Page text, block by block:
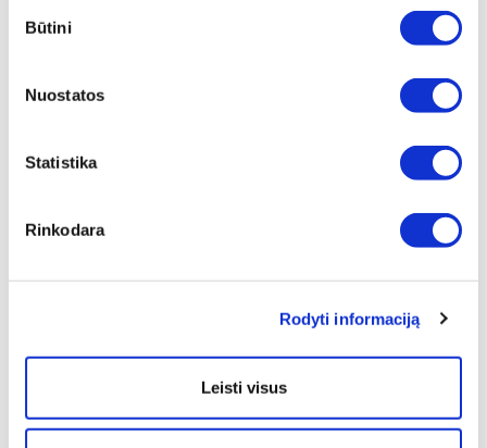
pasirinkimas
Būtini
Nuostatos
Statistika
Rinkodara
Rodyti informaciją
Leisti visus
Pastebimai greitesnis gręžimas
5-16 mm: vientisas karbido elementas - maksimaliai padidintas tvirtinimo
prie plieninio korpuso paviršius suteikia didelį stabilumą
Žymiai didesnis gręžimo greitis ir dulkių šalinimas, kartu užtikrinant didesnę
Vario dulkių šalinimo spiralė, kuri priekyje susiaurėja, o gale išplatėja,
stabilumą ir maksimalų smūgio energijos perdavimą
Optimalus nukreipimas gręžiamoje skylėje
Grąžtas su keturiomis pjovimo briaunomis ir optimalaus skersmens
skylę